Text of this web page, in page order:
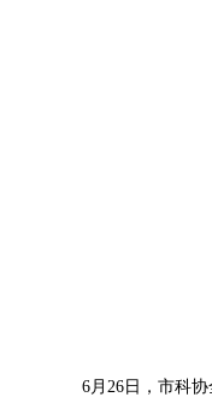
6月26日，市科协